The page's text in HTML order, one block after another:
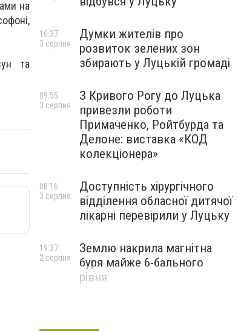
на
та
Думки жителів про
розвиток зелених зон
збирають у Луцькій громаді
16:37
3 серпня
З Кривого Рогу до Луцька
привезли роботи
Примаченко, Ройтбурда та
Делоне: виставка «КОД
колекціонера»
09:55
3 серпня
Доступність хірургічного
відділення обласної дитячої
лікарні перевірили у Луцьку
08:16
3 серпня
Землю накрила магнітна
буря майже 6-бального
рівня
19:37
2 серпня